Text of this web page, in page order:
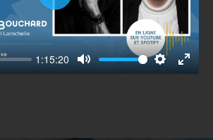
1:15:20
Mute SettingsEnter
Play